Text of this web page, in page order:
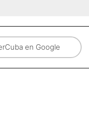
en Google